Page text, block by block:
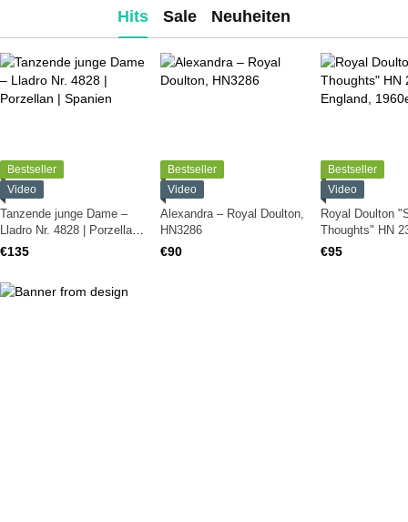
Hits Sale Neuheiten
Bestseller
Video
Tanzende junge Dame –
Lladro Nr. 4828 | Porzellan |
Spanien
€135
Bestseller
Video
Alexandra – Royal Doulton,
HN3286
€90
Bestseller
Video
Royal Doulton
Thoughts" HN
England,
€95